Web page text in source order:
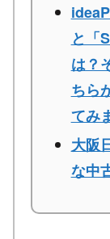
と「
は？
ちら
てみ
大阪
な中